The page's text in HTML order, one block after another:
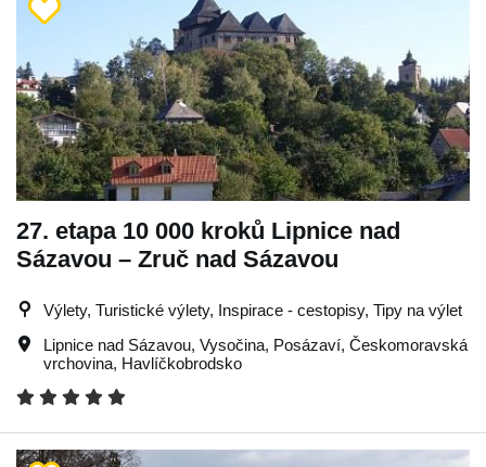
27. etapa 10 000 kroků Lipnice nad
Sázavou – Zruč nad Sázavou
Výlety, Turistické výlety, Inspirace - cestopisy, Tipy na výlet
Lipnice nad Sázavou, Vysočina, Posázaví, Českomoravská
vrchovina, Havlíčkobrodsko